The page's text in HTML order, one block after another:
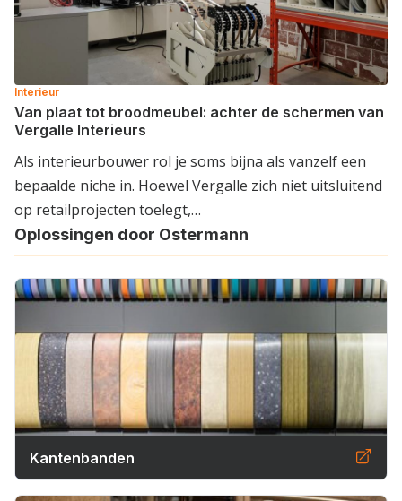
Interieur
Van plaat tot broodmeubel: achter de schermen van
Vergalle Interieurs
Als interieurbouwer rol je soms bijna als vanzelf een
bepaalde niche in. Hoewel Vergalle zich niet uitsluitend
op retailprojecten toelegt,…
Oplossingen door Ostermann
Kantenbanden